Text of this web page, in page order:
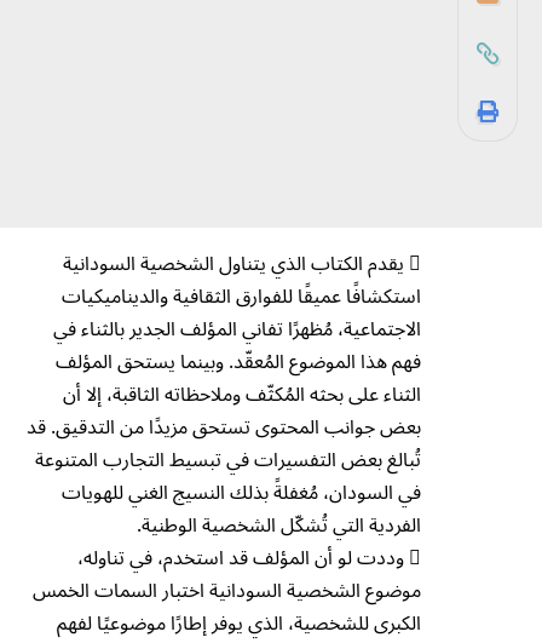
 يقدم الكتاب الذي يتناول الشخصية السودانية
استكشافًا عميقًا للفوارق الثقافية والديناميكيات
الاجتماعية، مُظهرًا تفاني المؤلف الجدير بالثناء في
فهم هذا الموضوع المُعقّد. وبينما يستحق المؤلف
الثناء على بحثه المُكثّف وملاحظاته الثاقبة، إلا أن
بعض جوانب المحتوى تستحق مزيدًا من التدقيق. قد
تُبالغ بعض التفسيرات في تبسيط التجارب المتنوعة
في السودان، مُغفلةً بذلك النسيج الغني للهويات
الفردية التي تُشكّل الشخصية الوطنية.
 وددت لو أن المؤلف قد استخدم، في تناوله،
موضوع الشخصية السودانية اختبار السمات الخمس
الكبرى للشخصية، الذي يوفر إطارًا موضوعيًا لفهم